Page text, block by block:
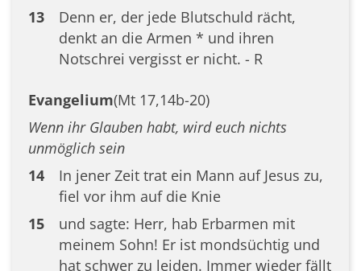
13
Denn er, der jede Blutschuld rächt,
denkt an die Armen * und ihren
Notschrei vergisst er nicht. - R
Evangelium(Mt 17,14b-20)
Wenn ihr Glauben habt, wird euch nichts
unmöglich sein
14
In jener Zeit trat ein Mann auf Jesus zu,
fiel vor ihm auf die Knie
15
und sagte: Herr, hab Erbarmen mit
meinem Sohn! Er ist mondsüchtig und
hat schwer zu leiden. Immer wieder fällt